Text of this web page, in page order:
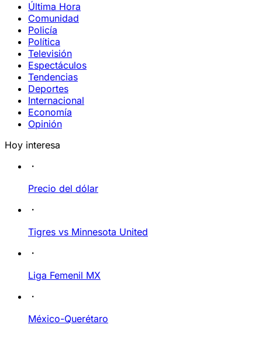
Última Hora
Comunidad
Policía
Política
Televisión
Espectáculos
Tendencias
Deportes
Internacional
Economía
Opinión
Hoy interesa
Precio del dólar
Tigres vs Minnesota United
Liga Femenil MX
México-Querétaro